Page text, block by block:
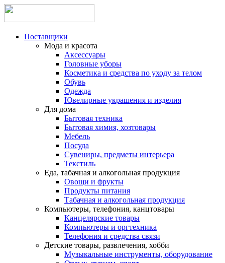
Поставщики
Мода и красота
Аксессуары
Головные уборы
Косметика и средства по уходу за телом
Обувь
Одежда
Ювелирные украшения и изделия
Для дома
Бытовая техника
Бытовая химия, хозтовары
Мебель
Посуда
Сувениры, предметы интерьера
Текстиль
Еда, табачная и алкогольная продукция
Овощи и фрукты
Продукты питания
Табачная и алкогольная продукция
Компьютеры, телефония, канцтовары
Канцелярские товары
Компьютеры и оргтехника
Телефония и средства связи
Детские товары, развлечения, хобби
Музыкальные инструменты, оборудование